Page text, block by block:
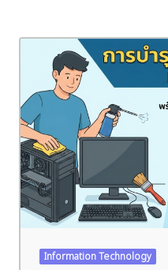
Information Technology